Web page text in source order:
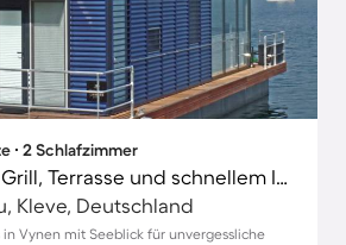
∙ 2 Schlafzimmer
Ferienhaus mit Grill, Terrasse und schnellem Internet | Seeblick
Kleve, Deutschland
in Vynen mit Seeblick für unvergessliche